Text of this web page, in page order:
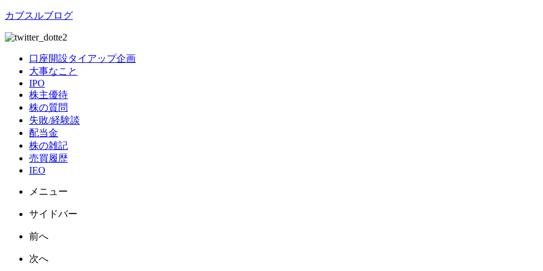
カブスルブログ
口座開設タイアップ企画
大事なこと
IPO
株主優待
株の質問
失敗/経験談
配当金
株の雑記
売買履歴
IEO
メニュー
サイドバー
前へ
次へ